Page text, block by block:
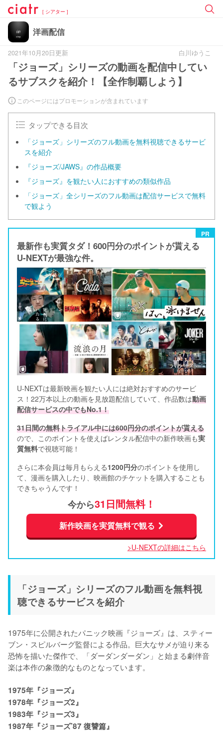
[ シアター ]
洋画配信
2021年10月20日更新 白川ゆうこ
「ジョーズ」シリーズの動画を配信中してい
るサブスクを紹介！【全作制覇しよう】
このページにはプロモーションが含まれています
タップできる目次
「ジョーズ」シリーズのフル動画を無料視聴できるサービ
スを紹介
『ジョーズ/JAWS』の作品概要
『ジョーズ』を観たい人におすすめの類似作品
「ジョーズ」全シリーズのフル動画は配信サービスで無料
で観よう
PR
最新作も実質タダ！600円分のポイントが貰える
U-NEXTが最強な件。
U-NEXTは最新映画を観たい人には絶対おすすめのサービ
ス！22万本以上の動画を見放題配信していて、作品数は動画
配信サービスの中でもNo.1！
31日間の無料トライアル中には600円分のポイントが貰える
ので、このポイントを使えばレンタル配信中の新作映画も実
質無料で視聴可能！
さらに本会員は毎月もらえる1200円分のポイントを使用し
て、漫画を購入したり、映画館のチケットを購入することも
できちゃうんです！
今から31日間無料！
新作映画を実質無料で観る
>U-NEXTの詳細はこちら
「ジョーズ」シリーズのフル動画を無料視
聴できるサービスを紹介
1975年に公開されたパニック映画『ジョーズ』は、スティー
ブン・スピルバーグ監督による作品。巨大なサメが迫り来る
恐怖を描いた傑作で、「ダーダンダーダン」と始まる劇伴音
楽は本作の象徴的なものとなっています。
1975年『ジョーズ』
1978年『ジョーズ2』
1983年『ジョーズ3』
1987年『ジョーズ’87 復讐篇』